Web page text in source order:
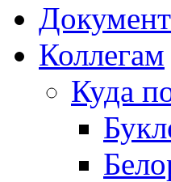
Коллегам
Куда